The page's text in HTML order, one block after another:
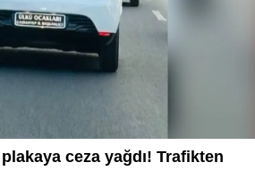
ceza yağdı! Trafikten